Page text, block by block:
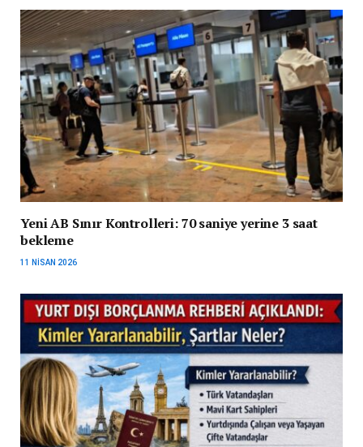
Yeni AB Sınır Kontrolleri: 70 saniye yerine 3 saat
bekleme
11 NISAN 2026